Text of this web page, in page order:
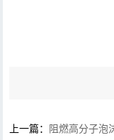
上一篇：
阻燃高分子泡